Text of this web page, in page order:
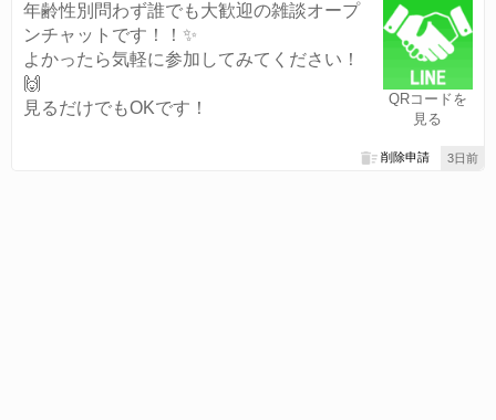
QRコードを
見る
年齢性別問わず誰でも大歓迎の雑談オープ
ンチャットです！！✨
よかったら気軽に参加してみてください！
🙌
見るだけでもOKです！
3日前
削除申請